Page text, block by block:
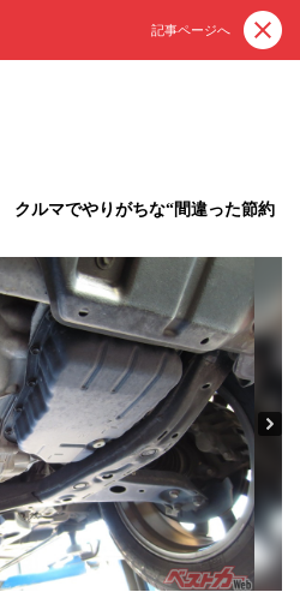
記事ページへ
ルマでやりがちな“間違った節約